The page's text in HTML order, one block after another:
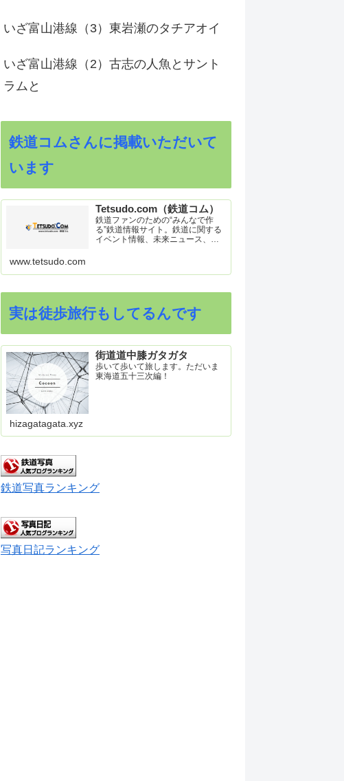
いざ富山港線（3）東岩瀬のタチアオイ
いざ富山港線（2）古志の人魚とサント
ラムと
鉄道コムさんに掲載いただいて
います
Tetsudo.com（鉄道コム）
鉄道ファンのための“みんなで作
る”鉄道情報サイト。鉄道に関する
イベント情報、未来ニュース、車
ク集や、参加型ゲーム「駅つなゲ
www.tetsudo.com
実は徒歩旅行もしてるんです
街道道中膝ガタガタ
歩いて歩いて旅します。ただいま
東海道五十三次編！
hizagatagata.xyz
鉄道写真ランキング
写真日記ランキング